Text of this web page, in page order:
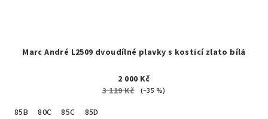
Marc André L2509 dvoudílné plavky s kosticí zlato bílá
2 000 Kč
3 119 Kč
(–35 %)
85B 80C 85C
85D